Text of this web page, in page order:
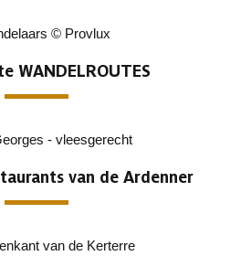
WANDELROUTES
van de Ardenner